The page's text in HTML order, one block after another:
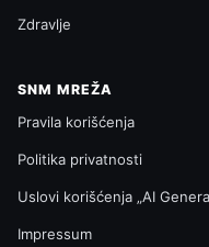
Zdravlje
SNM MREŽA
Pravila korišćenja
Politika privatnosti
Uslovi korišćenja „AI
Impressum